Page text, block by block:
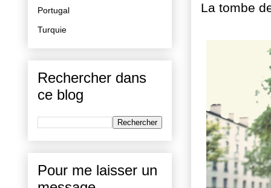
La tombe
Portugal
Turquie
Rechercher dans
ce blog
Pour me laisser un